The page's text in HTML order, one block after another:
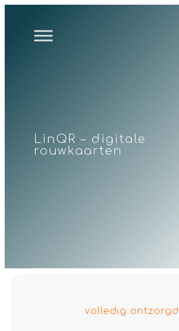
LinQR – digitale
rouwkaarten
volledig ontzorgd